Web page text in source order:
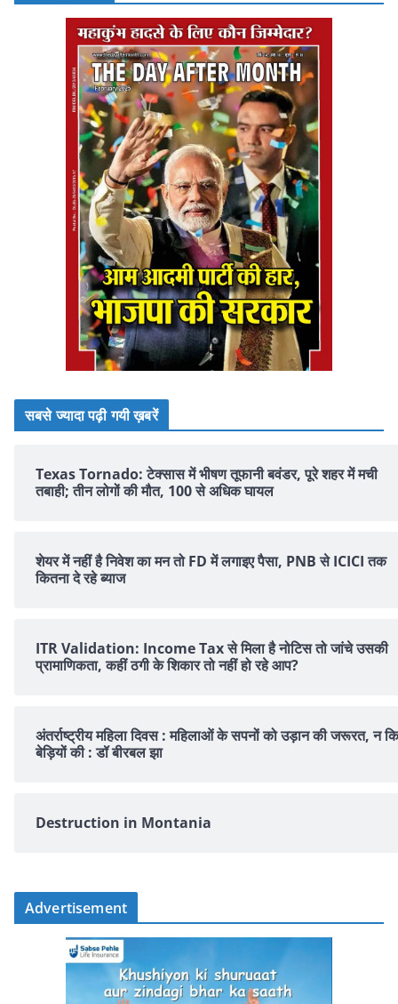
सबसे ज्यादा पढ़ी गयी ख़बरें
Texas Tornado: टेक्सास में भीषण तूफानी बवंडर, पूरे शहर में मची
तबाही; तीन लोगों की मौत, 100 से अधिक घायल
शेयर में नहीं है न‍िवेश का मन तो FD में लगाइए पैसा, PNB से ICICI तक
क‍ितना दे रहे ब्‍याज
ITR Validation: Income Tax से मिला है नोटिस तो जांचे उसकी
प्रामाणिकता, कहीं ठगी के शिकार तो नहीं हो रहे आप?
अंतर्राष्ट्रीय महिला दिवस : महिलाओं के सपनों को उड़ान की जरूरत, न कि
बेड़ियों की : डॉ बीरबल झा
Destruction in Montania
Advertisement